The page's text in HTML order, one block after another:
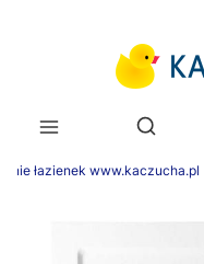
Otwórz
łazienek www.kaczucha.pl